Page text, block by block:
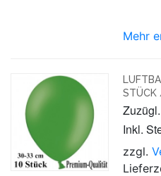
Mehr
STÜCK
Inkl.
zzgl.